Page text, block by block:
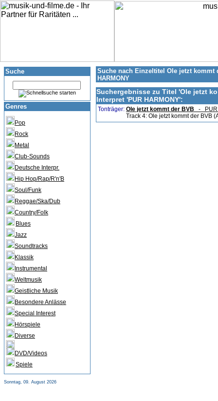
Suche
Genres
Pop
Rock
Metal
Club-Sounds
Deutsche Interpr.
Hip Hop/Rap/R'n'B
Soul/Funk
Reggae/Ska/Dub
Country/Folk
Blues
Jazz
Soundtracks
Klassik
Instrumental
Weltmusik
Geistliche Musik
Besondere Anlässe
Special Interest
Hörspiele
Diverse
DVD/Videos
Spiele
Suche nach Einzeltitel Ole jetzt kommt
HARMONY
Suchergebnisse zu Titel 'Ole jetzt
Interpret 'PUR HARMONY':
Tonträger: Ole jetzt kommt der BVB -
Track 4: Ole jetzt kommt der BVB
Sonntag, 09. August 2026